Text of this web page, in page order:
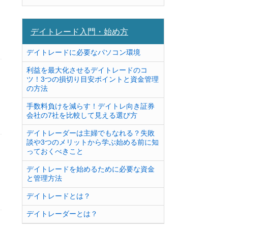
デイトレード入門・始め方
デイトレードに必要なパソコン環境
利益を最大化させるデイトレードのコ
ツ！3つの損切り目安ポイントと資金管理
の方法
手数料負けを減らす！デイトレ向き証券
会社の7社を比較して見える選び方
デイトレーダーは主婦でもなれる？失敗
談や3つのメリットから学ぶ始める前に知
っておくべきこと
デイトレードを始めるために必要な資金
と管理方法
デイトレードとは？
デイトレーダーとは？